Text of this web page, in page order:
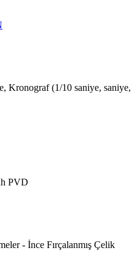
Kronograf (1/10 saniye, saniye,
PVD
- İnce Fırçalanmış Çelik